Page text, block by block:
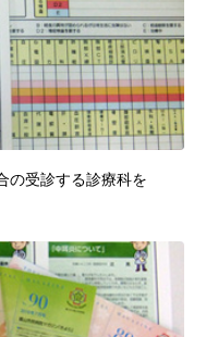
の受診する診療科を